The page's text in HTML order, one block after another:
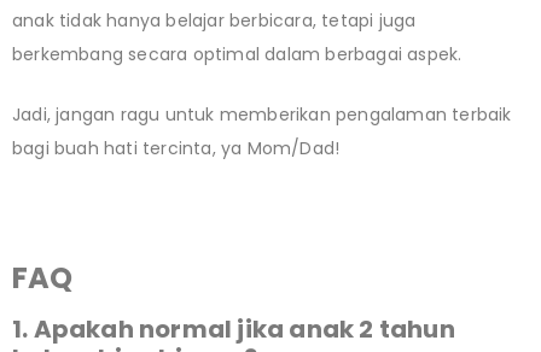
anak tidak hanya belajar berbicara, tetapi juga
berkembang secara optimal dalam berbagai aspek.
Jadi, jangan ragu untuk memberikan pengalaman terbaik
bagi buah hati tercinta, ya Mom/Dad!
FAQ
1. Apakah normal jika anak 2 tahun